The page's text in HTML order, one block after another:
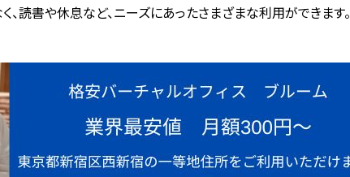
読書や休息など、ニーズにあったさまざまな利用ができます。